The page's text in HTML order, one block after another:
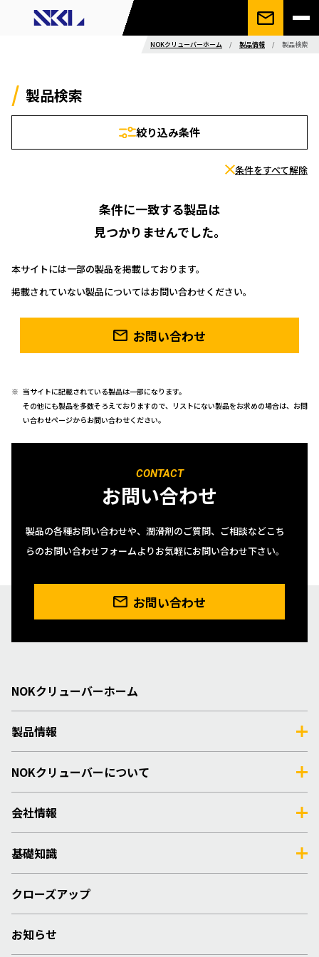
NOKクリューバーホーム / 製品情報 / 製品検索
製品検索
絞り込み条件
条件をすべて解除
条件に一致する製品は
見つかりませんでした。
本サイトには一部の製品を掲載しております。
掲載されていない製品についてはお問い合わせください。
お問い合わせ
当サイトに記載されている製品は一部になります。
その他にも製品を多数そろえておりますので、リストにない製品をお求めの場合は、お問
い合わせページからお問い合わせください。
CONTACT
お問い合わせ
製品の各種お問い合わせや、潤滑剤のご質問、ご相談などこち
らのお問い合わせフォームよりお気軽にお問い合わせ下さい。
お問い合わせ
NOKクリューバーホーム
製品情報
NOKクリューバーについて
会社情報
基礎知識
クローズアップ
お知らせ